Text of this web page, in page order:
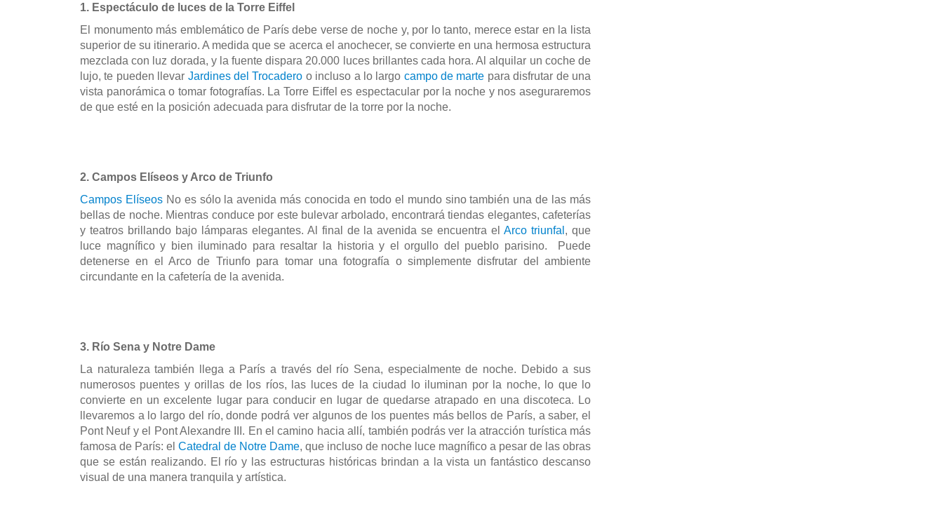
1. Espectáculo de luces de la Torre Eiffel
El monumento más emblemático de París debe verse de noche y, por lo tanto, merece estar en la lista
superior de su itinerario. A medida que se acerca el anochecer, se convierte en una hermosa estructura
mezclada con luz dorada, y la fuente dispara 20.000 luces brillantes cada hora. Al alquilar un coche de
lujo, te pueden llevar Jardines del Trocadero o incluso a lo largo campo de marte para disfrutar de una
vista panorámica o tomar fotografías. La Torre Eiffel es espectacular por la noche y nos aseguraremos
de que esté en la posición adecuada para disfrutar de la torre por la noche.
2. Campos Elíseos y Arco de Triunfo
Campos Elíseos No es sólo la avenida más conocida en todo el mundo sino también una de las más
bellas de noche. Mientras conduce por este bulevar arbolado, encontrará tiendas elegantes, cafeterías
y teatros brillando bajo lámparas elegantes. Al final de la avenida se encuentra el Arco triunfal , que
luce magnífico y bien iluminado para resaltar la historia y el orgullo del pueblo parisino.  Puede
detenerse en el Arco de Triunfo para tomar una fotografía o simplemente disfrutar del ambiente
circundante en la cafetería de la avenida.
3. Río Sena y Notre Dame
La naturaleza también llega a París a través del río Sena, especialmente de noche. Debido a sus
numerosos puentes y orillas de los ríos, las luces de la ciudad lo iluminan por la noche, lo que lo
convierte en un excelente lugar para conducir en lugar de quedarse atrapado en una discoteca. Lo
llevaremos a lo largo del río, donde podrá ver algunos de los puentes más bellos de París, a saber, el
Pont Neuf y el Pont Alexandre III. En el camino hacia allí, también podrás ver la atracción turística más
famosa de París: el Catedral de Notre Dame, que incluso de noche luce magnífico a pesar de las obras
que se están realizando. El río y las estructuras históricas brindan a la vista un fantástico descanso
visual de una manera tranquila y artística.